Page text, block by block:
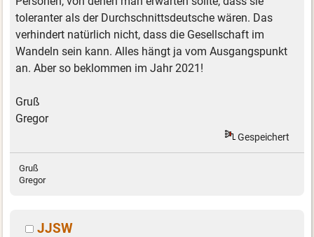
toleranter als der Durchschnittsdeutsche wären. Das
verhindert natürlich nicht, dass die Gesellschaft im
Wandeln sein kann. Alles hängt ja vom Ausgangspunkt
an. Aber so beklommen im Jahr 2021!
Gruß
Gregor
Gespeichert
Gruß
Gregor
JJSW